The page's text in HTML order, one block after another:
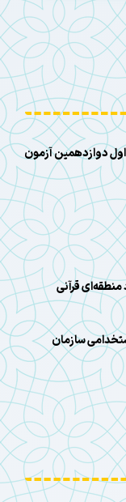
دوازدهمین آزمون
سازمان